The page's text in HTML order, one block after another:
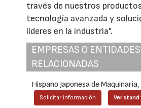
través de nuestros
tecnología avanzada y
líderes en la industria".
EMPRESAS O ENTIDADES
RELACIONADAS
Hispano Japonesa de Maquinaria,
Solicitar información Ver